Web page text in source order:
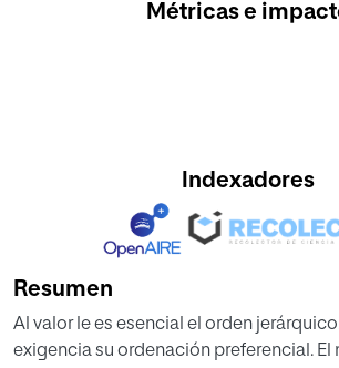
Métricas e
Indexadores
Resumen
Al valor le es esencial el orden
exigencia su ordenación preferencial. El